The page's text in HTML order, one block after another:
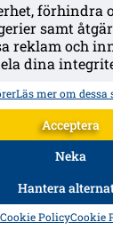
förhindra
samt
reklam och
dina
Läs mer om dessa
Acceptera
Neka
Hantera
Cookie PolicyCookie
säsongsfördel mot
när ECL-kvalet
sig fräsch efter
DATA